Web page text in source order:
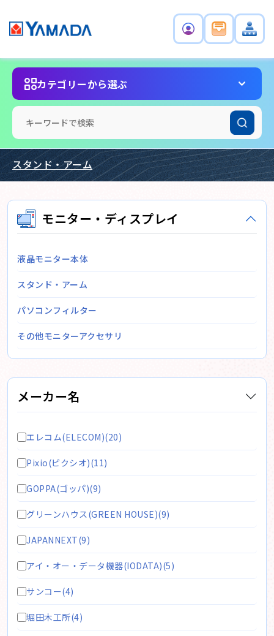
カテゴリーから選ぶ
スタンド・アーム
モニター・ディスプレイ
液晶モニター本体
スタンド・アーム
パソコンフィルター
その他モニターアクセサリ
メーカー名
エレコム(ELECOM)(20)
Pixio(ピクシオ)(11)
GOPPA(ゴッパ)(9)
グリーンハウス(GREEN HOUSE)(9)
JAPANNEXT(9)
アイ・オー・データ機器(IODATA)(5)
サンコー(4)
堀田木工所(4)